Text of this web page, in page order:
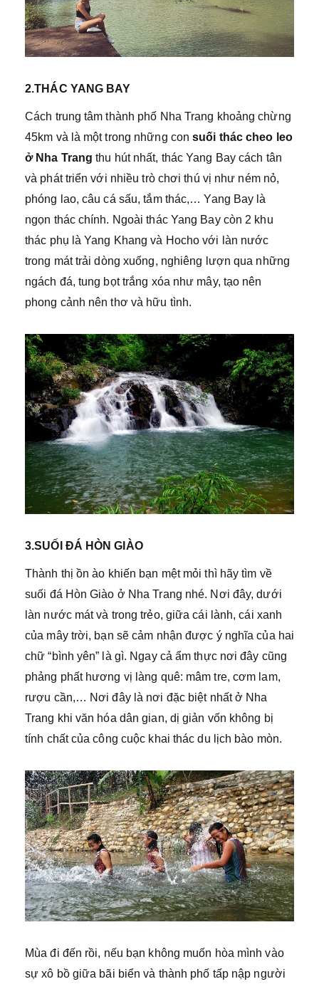
2.THÁC YANG BAY
Cách trung tâm thành phố Nha Trang khoảng chừng
45km và là một trong những con suối thác cheo leo
ở Nha Trang thu hút nhất, thác Yang Bay cách tân
và phát triển với nhiều trò chơi thú vị như ném nỏ,
phóng lao, câu cá sấu, tắm thác,… Yang Bay là
ngọn thác chính. Ngoài thác Yang Bay còn 2 khu
thác phụ là Yang Khang và Hocho với làn nước
trong mát trải dòng xuống, nghiêng lượn qua những
ngách đá, tung bọt trắng xóa như mây, tạo nên
phong cảnh nên thơ và hữu tình.
3.SUỐI ĐÁ HÒN GIÀO
Thành thị ồn ào khiến bạn mệt mỏi thì hãy tìm về
suối đá Hòn Giào ở Nha Trang nhé. Nơi đây, dưới
làn nước mát và trong trẻo, giữa cái lành, cái xanh
của mây trời, bạn sẽ cảm nhận được ý nghĩa của hai
chữ “bình yên” là gì. Ngay cả ẩm thực nơi đây cũng
phảng phất hương vị làng quê: mâm tre, cơm lam,
rượu cần,… Nơi đây là nơi đặc biệt nhất ở Nha
Trang khi văn hóa dân gian, dị giản vốn không bị
tính chất của công cuộc khai thác du lịch bào mòn.
Mùa đi đến rồi, nếu bạn không muốn hòa mình vào
sự xô bồ giữa bãi biển và thành phố tấp nập người